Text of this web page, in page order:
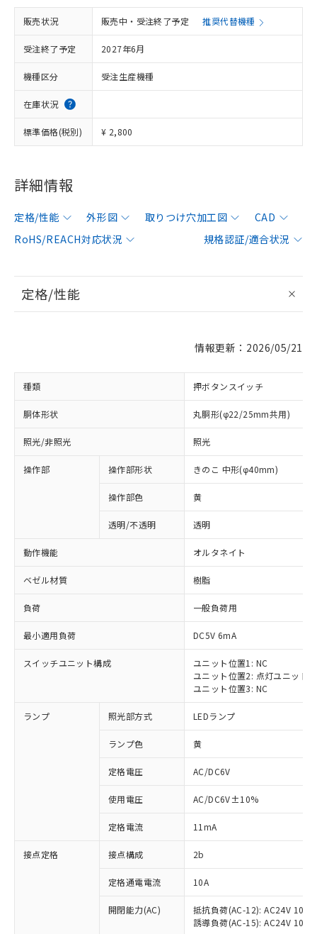
販売状況 販売中・受注終了予定 推奨代替機種
受注終了予定 2027年6月
機種区分 受注生産機種
在庫状況
標準価格(税別) ¥ 2,800
詳細情報
定格/性能 外形図 取りつけ穴加工図
CAD
RoHS/REACH対応状況
規格認証/適合状況
定格/性能
情報更新：2026/05/21
種類 押ボタンスイッチ
胴体形状 丸胴形(φ22/25mm共用)
照光/非照光 照光
操作部 操作部形状 きのこ 中形(φ40mm)
操作部色 黄
透明/不透明 透明
動作機能 オルタネイト
ベゼル材質 樹脂
負荷 一般負荷用
最小適用負荷 DC5V 6mA
スイッチユニット構成
ユニット位置1: NC
ユニット位置2: 点灯ユニット
ユニット位置3: NC
ランプ 照光部方式 LEDランプ
ランプ色 黄
定格電圧 AC/DC6V
使用電圧 AC/DC6V±10%
定格電流 11mA
接点定格 接点構成 2b
定格通電電流 10A
開閉能力(AC)
抵抗負荷(AC-12): AC24V 10A/
誘導負荷(AC-15): AC24V
ご利用条件
以下の条件をお読みいただき、同意のうえ
ご利用ください。
本サービスは、当社制御機器事業取扱
商品の当社在庫状況および標準価格
(税抜)を提供させていただくもので
当社制御機器事業取扱商品の中には、
対応済み：EU RoHS指令（10物質）の
非含有に対応した製品が提供可能な商品で
対応予定：EU RoHS指令（10物質）の非含
有に対応した製品に切り替える予定のある
対応予定なし：EU RoHS指令（10物質）の
非含有に非対応の商品で、対応品を出す予
調査・確認中：EU RoHS指令（10物質）の
非含有の対応状況を調査中または確認中の
非該当品：ライセンス料など無形物で、有
害物質有無と関係のない商品です。
仕入先様の事情により、非含有部品として
「○」：最大均質材料含有率が中国RoHSの
基準値以下であることを示します。
「×」：最大均質材料含有率が中国RoHSの